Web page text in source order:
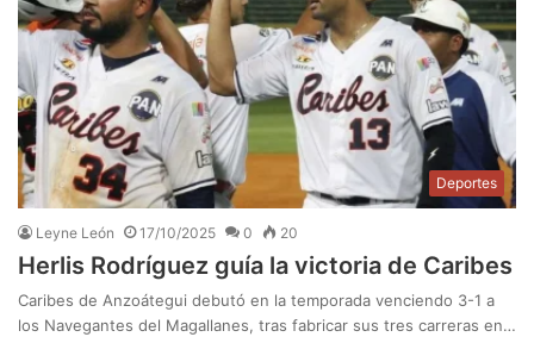
Deportes
Leyne León 17/10/2025 0 20
Herlis Rodríguez guía la victoria de Caribes
Caribes de Anzoátegui debutó en la temporada venciendo 3-1 a
los Navegantes del Magallanes, tras fabricar sus tres carreras en…